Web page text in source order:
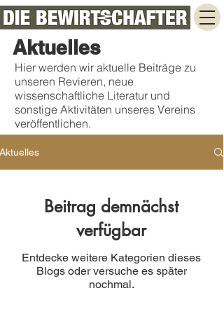
Aktuelles
Hier werden wir aktuelle Beiträge zu
unseren Revieren, neue
wissenschaftliche Literatur und
sonstige Aktivitäten unseres Vereins
veröffentlichen.
Aktuelles
Beitrag demnächst
verfügbar
Entdecke weitere Kategorien dieses
Blogs oder versuche es später
nochmal.